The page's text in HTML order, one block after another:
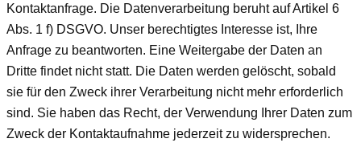
Kontaktanfrage. Die Datenverarbeitung beruht auf Artikel 6
Abs. 1 f) DSGVO. Unser berechtigtes Interesse ist, Ihre
Anfrage zu beantworten. Eine Weitergabe der Daten an
Dritte findet nicht statt. Die Daten werden gelöscht, sobald
sie für den Zweck ihrer Verarbeitung nicht mehr erforderlich
sind. Sie haben das Recht, der Verwendung Ihrer Daten zum
Zweck der Kontaktaufnahme jederzeit zu widersprechen.